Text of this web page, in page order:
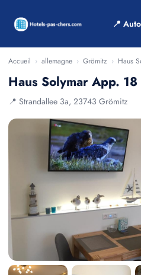
📍
Accueil › allemagne › Grömitz › Haus
Haus Solymar App. 18
📍 Strandallee 3a, 23743 Grömitz